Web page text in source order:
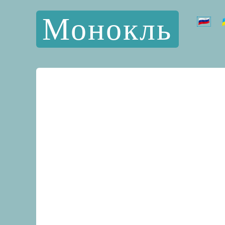
Монокль